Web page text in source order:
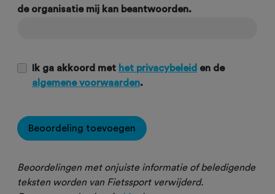
de organisatie mij kan beantwoorden.
Ik ga akkoord met het privacybeleid en de
algemene voorwaarden.
Beoordeling toevoegen
Beoordelingen met onjuiste informatie of beledigende
teksten worden van Fietssport verwijderd.